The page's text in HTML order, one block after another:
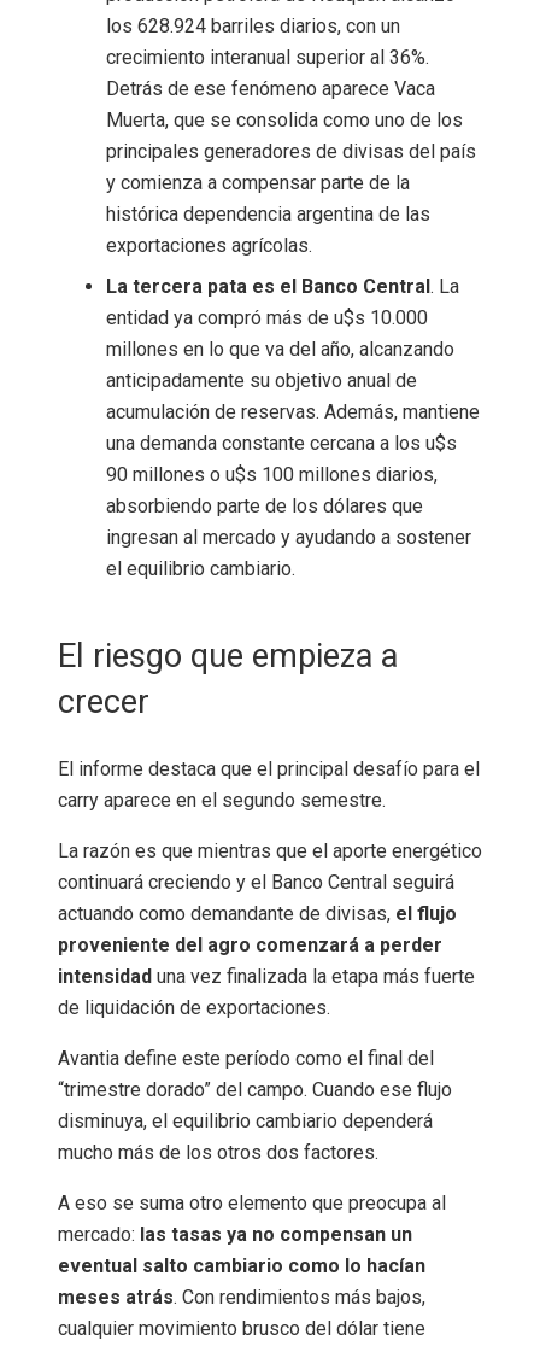
los 628.924 barriles diarios, con un
crecimiento interanual superior al 36%.
Detrás de ese fenómeno aparece Vaca
Muerta, que se consolida como uno de los
principales generadores de divisas del país
y comienza a compensar parte de la
histórica dependencia argentina de las
exportaciones agrícolas.
La tercera pata es el Banco Central. La
entidad ya compró más de u$s 10.000
millones en lo que va del año, alcanzando
anticipadamente su objetivo anual de
acumulación de reservas. Además, mantiene
una demanda constante cercana a los u$s
90 millones o u$s 100 millones diarios,
absorbiendo parte de los dólares que
ingresan al mercado y ayudando a sostener
el equilibrio cambiario.
El riesgo que empieza a
crecer
El informe destaca que el principal desafío para el
carry aparece en el segundo semestre.
La razón es que mientras que el aporte energético
continuará creciendo y el Banco Central seguirá
actuando como demandante de divisas, el flujo
proveniente del agro comenzará a perder
intensidad una vez finalizada la etapa más fuerte
de liquidación de exportaciones.
Avantia define este período como el final del
“trimestre dorado” del campo. Cuando ese flujo
disminuya, el equilibrio cambiario dependerá
mucho más de los otros dos factores.
A eso se suma otro elemento que preocupa al
mercado: las tasas ya no compensan un
eventual salto cambiario como lo hacían
meses atrás. Con rendimientos más bajos,
cualquier movimiento brusco del dólar tiene